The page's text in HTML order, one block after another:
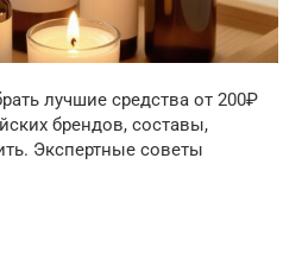
лучшие средства от 200₽
брендов, составы,
Экспертные советы